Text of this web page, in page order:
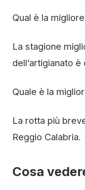
Qual è la
La stagione
dell’artigianato
Quale è la
La rotta più
Reggio Calabria.
Cosa